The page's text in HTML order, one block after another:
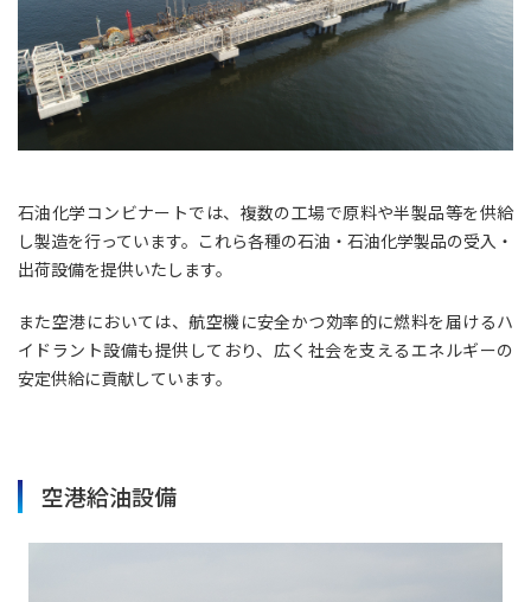
石油化学コンビナートでは、複数の工場で原料や半製品等を供給
し製造を行っています。これら各種の石油・石油化学製品の受入・
出荷設備を提供いたします。
また空港においては、航空機に安全かつ効率的に燃料を届けるハ
イドラント設備も提供しており、広く社会を支えるエネルギーの
安定供給に貢献しています。
空港給油設備